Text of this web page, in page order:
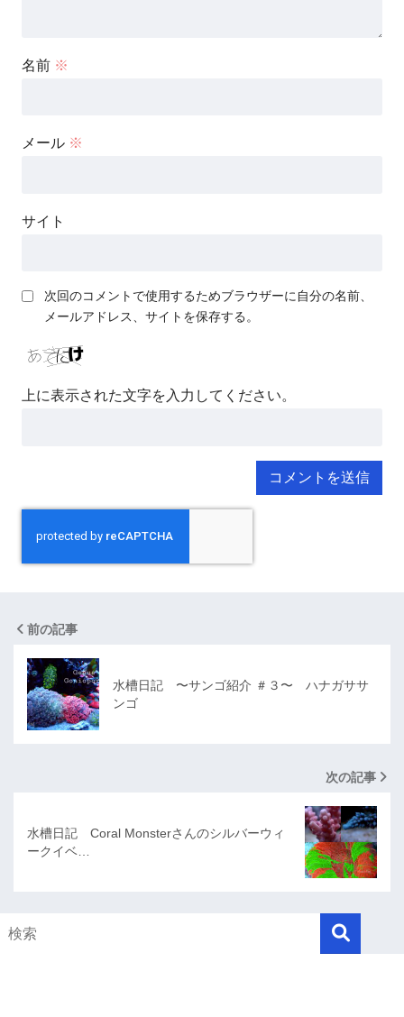
名前 ※
メール ※
サイト
次回のコメントで使用するためブラウザーに自分の名前、
メールアドレス、サイトを保存する。
上に表示された文字を入力してください。
前の記事
水槽日記 〜サンゴ紹介 ＃３〜 ハナガササ
ンゴ
次の記事
水槽日記 Coral Monsterさんのシルバーウィ
ークイベ…